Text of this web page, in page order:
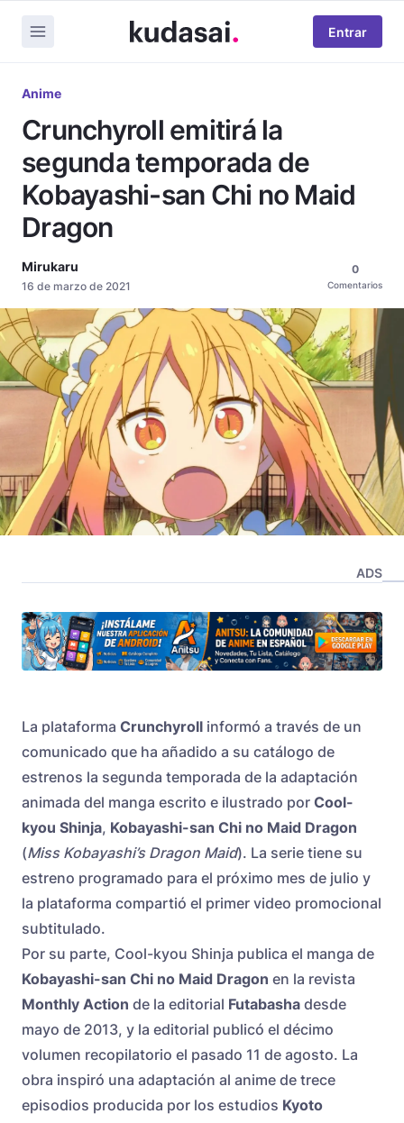
Entrar
Anime
Crunchyroll emitirá la
segunda temporada de
Kobayashi-san Chi no Maid
Dragon
Mirukaru
16 de marzo de 2021
0
Comentarios
ADS
La plataforma Crunchyroll informó a través de un
comunicado que ha añadido a su catálogo de
estrenos la segunda temporada de la adaptación
animada del manga escrito e ilustrado por Cool-
kyou Shinja, Kobayashi-san Chi no Maid Dragon
(Miss Kobayashi’s Dragon Maid). La serie tiene su
estreno programado para el próximo mes de julio y
la plataforma compartió el primer video promocional
subtitulado.
Por su parte, Cool-kyou Shinja publica el manga de
Kobayashi-san Chi no Maid Dragon en la revista
Monthly Action de la editorial Futabasha desde
mayo de 2013, y la editorial publicó el décimo
volumen recopilatorio el pasado 11 de agosto. La
obra inspiró una adaptación al anime de trece
episodios producida por los estudios Kyoto